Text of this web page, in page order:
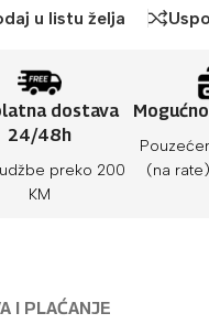
u listu želja
dostava
24/48h
preko 200
KM
(na
I PLAĆANJE